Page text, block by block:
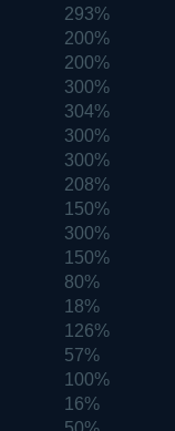
293%
200%
200%
300%
304%
300%
300%
208%
150%
300%
150%
80%
18%
126%
57%
100%
16%